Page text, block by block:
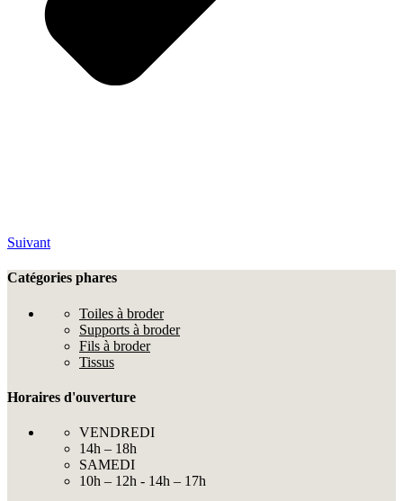
Suivant
Catégories phares
Toiles à broder
Supports à broder
Fils à broder
Tissus
Horaires d'ouverture
VENDREDI
14h – 18h
SAMEDI
10h – 12h - 14h – 17h